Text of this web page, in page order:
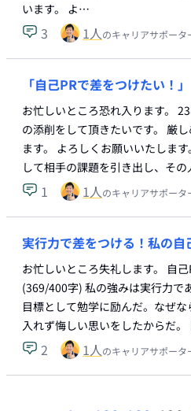
います。 よ…
3 1人のキャリアサポータ
「自己PRで差をつけたい！」
お忙しいところ恐れ入ります。
の添削をして頂きたいです。 厳
ます。 よろしくお願いいたしま
して相手の課題を引き出し、そ
1 1人のキャリアサポータ
実行力で差をつける！私の自
お忙しいところ失礼します。 自己
(369/400字) 私の強みは実行力で
目標として勉学に励んだ。なぜ
入れず悔しい思いをしたからだ
2 1人のキャリアサポータ